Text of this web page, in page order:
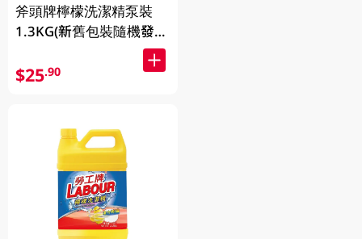
斧頭牌檸檬洗潔精泵裝
1.3KG(新舊包裝隨機發
$25.90